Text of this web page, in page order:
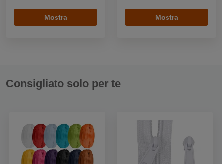
Mostra Mostra
Consigliato solo per te